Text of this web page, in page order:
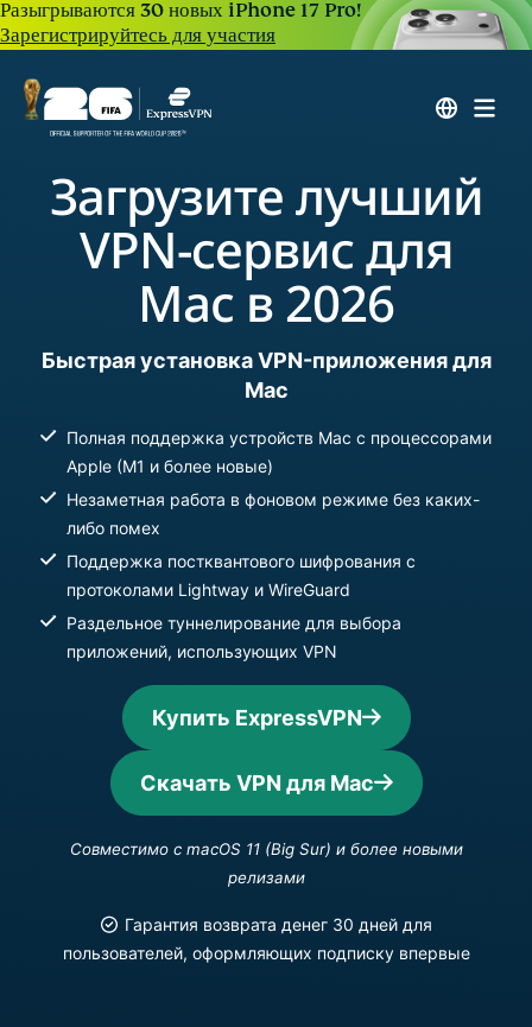
Разыгрываются 30 новых iPhone 17 Pro!
Зарегистрируйтесь для участия
Загрузите лучший
VPN-сервис для
Mac в 2026
Быстрая установка VPN-приложения для
Mac
Полная поддержка устройств Mac с процессорами
Apple (M1 и более новые)
Незаметная работа в фоновом режиме без каких-
либо помех
Поддержка постквантового шифрования с
протоколами Lightway и WireGuard
Раздельное туннелирование для выбора
приложений, использующих VPN
Купить ExpressVPN
Скачать VPN для Mac
Совместимо с macOS 11 (Big Sur) и более новыми
релизами
Гарантия возврата денег 30 дней для
пользователей, оформляющих подписку впервые